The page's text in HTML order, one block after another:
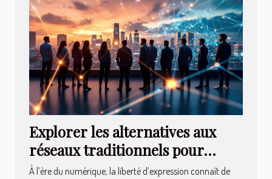
Explorer les alternatives aux
réseaux traditionnels pour
renforcer la liberté d’expression
À l’ère du numérique, la liberté d’expression connaît de